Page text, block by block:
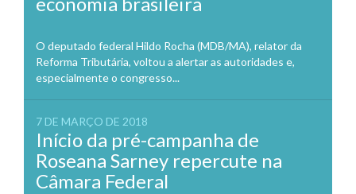
O deputado federal Hildo Rocha (MDB/MA), relator da
Reforma Tributária, voltou a alertar as autoridades e,
especialmente o congresso...
7 DE MARÇO DE 2018
Início da pré-campanha de
Roseana Sarney repercute na
Câmara Federal